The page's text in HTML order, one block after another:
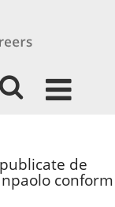
de
conform